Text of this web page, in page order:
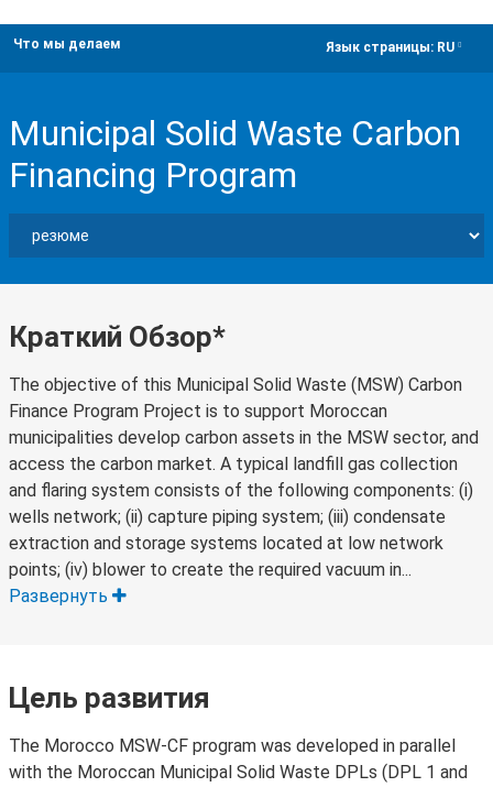
Что мы делаем Язык страницы: RU
Municipal Solid Waste Carbon
Financing Program
Краткий Обзор*
The objective of this Municipal Solid Waste (MSW) Carbon
Finance Program Project is to support Moroccan
municipalities develop carbon assets in the MSW sector, and
access the carbon market. A typical landfill gas collection
and flaring system consists of the following components: (i)
wells network; (ii) capture piping system; (iii) condensate
extraction and storage systems located at low network
points; (iv) blower to create the required vacuum in...
Развернуть
Цель развития
The Morocco MSW-CF program was developed in parallel
with the Moroccan Municipal Solid Waste DPLs (DPL 1 and